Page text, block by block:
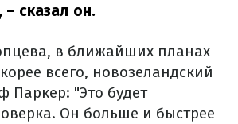
– сказал он.
в ближайших планах
всего, новозеландский
Паркер: "Это будет
Он больше и быстрее